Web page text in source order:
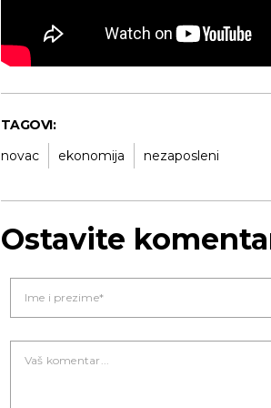
TAGOVI:
novac
ekonomija nezaposleni
Ostavite